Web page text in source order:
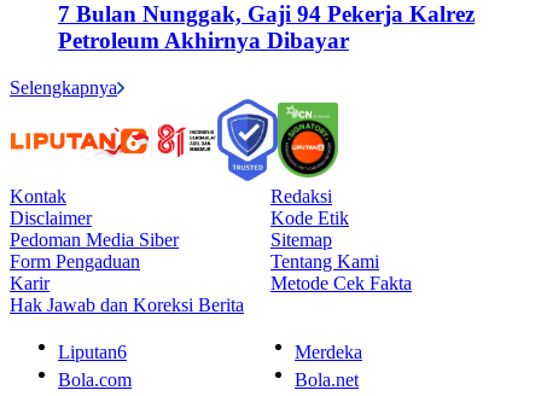
7 Bulan Nunggak, Gaji 94 Pekerja Kalrez
Petroleum Akhirnya Dibayar
Selengkapnya
Kontak
Redaksi
Disclaimer
Kode Etik
Pedoman Media Siber
Sitemap
Form Pengaduan
Tentang Kami
Karir
Metode Cek Fakta
Hak Jawab dan Koreksi Berita
Liputan6
Merdeka
Bola.com
Bola.net